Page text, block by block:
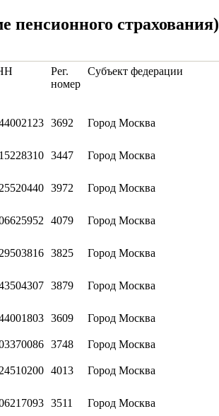
страхования)
Рег.
номер
Субъект федерации
3692 Город Москва
3447 Город Москва
3972 Город Москва
4079 Город Москва
3825 Город Москва
3879 Город Москва
3609 Город Москва
3748 Город Москва
4013 Город Москва
3511 Город Москва